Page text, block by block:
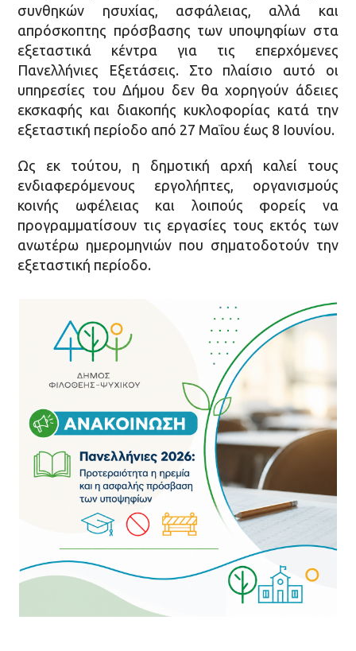
συνθηκών ησυχίας, ασφάλειας, αλλά και
απρόσκοπτης πρόσβασης των υποψηφίων στα
εξεταστικά κέντρα για τις επερχόμενες
Πανελλήνιες Εξετάσεις. Στο πλαίσιο αυτό οι
υπηρεσίες του Δήμου δεν θα χορηγούν άδειες
εκσκαφής και διακοπής κυκλοφορίας κατά την
εξεταστική περίοδο από 27 Μαΐου έως 8 Ιουνίου.
Ως εκ τούτου, η δημοτική αρχή καλεί τους
ενδιαφερόμενους εργολήπτες, οργανισμούς
κοινής ωφέλειας και λοιπούς φορείς να
προγραμματίσουν τις εργασίες τους εκτός των
ανωτέρω ημερομηνιών που σηματοδοτούν την
εξεταστική περίοδο.